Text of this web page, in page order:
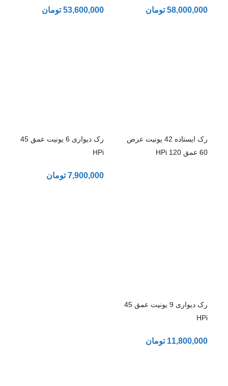
58,000,000 تومان 53,600,000 تومان
رک ایستاده 42 یونیت عرض
60 عمق 120 HPi
رک دیواری 6 یونیت عمق 45
HPi
7,900,000 تومان
رک دیواری 9 یونیت عمق 45
HPi
11,800,000 تومان